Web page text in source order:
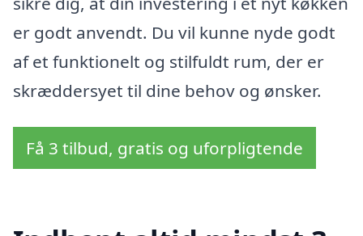
er godt anvendt. Du vil kunne nyde godt
af et funktionelt og stilfuldt rum, der er
skræddersyet til dine behov og ønsker.
Få 3 tilbud, gratis og uforpligtende